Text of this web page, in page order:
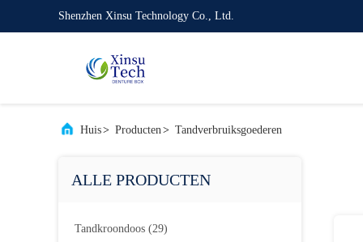
Shenzhen Xinsu Technology Co., Ltd.
Huis> Producten> Tandverbruiksgoederen
ALLE PRODUCTEN
Tandkroondoos (29)